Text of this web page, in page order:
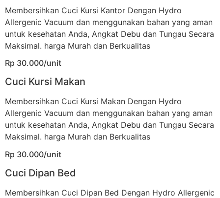
Membersihkan Cuci Kursi Kantor Dengan Hydro
Allergenic Vacuum dan menggunakan bahan yang aman
untuk kesehatan Anda, Angkat Debu dan Tungau Secara
Maksimal. harga Murah dan Berkualitas
Rp 30.000/unit
Cuci Kursi Makan
Membersihkan Cuci Kursi Makan Dengan Hydro
Allergenic Vacuum dan menggunakan bahan yang aman
untuk kesehatan Anda, Angkat Debu dan Tungau Secara
Maksimal. harga Murah dan Berkualitas
Rp 30.000/unit
Cuci Dipan Bed
Membersihkan Cuci Dipan Bed Dengan Hydro Allergenic